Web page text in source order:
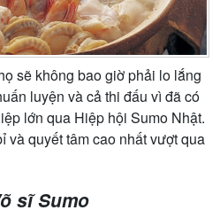
sẽ không bao giờ phải lo lắng
luyện và cả thi đấu vì đã có
lớn qua Hiệp hội Sumo Nhật.
và quyết tâm cao nhất vượt qua
sĩ Sumo